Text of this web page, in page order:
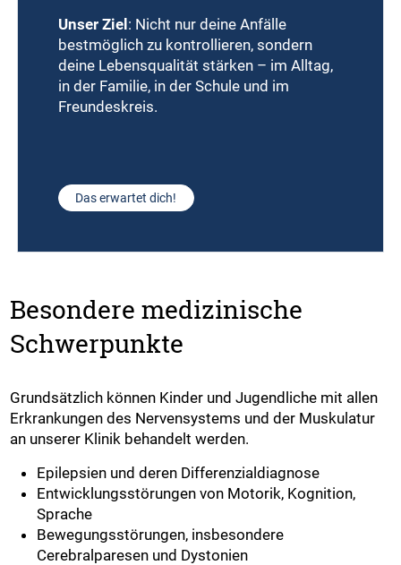
Unser Ziel: Nicht nur deine Anfälle
bestmöglich zu kontrollieren, sondern
deine Lebensqualität stärken – im Alltag,
in der Familie, in der Schule und im
Freundeskreis.
Das erwartet dich!
Besondere medizinische
Schwerpunkte
Grundsätzlich können Kinder und Jugendliche mit allen
Erkrankungen des Nervensystems und der Muskulatur
an unserer Klinik behandelt werden.
Epilepsien und deren Differenzialdiagnose
Entwicklungsstörungen von Motorik, Kognition,
Sprache
Bewegungsstörungen, insbesondere
Cerebralparesen und Dystonien